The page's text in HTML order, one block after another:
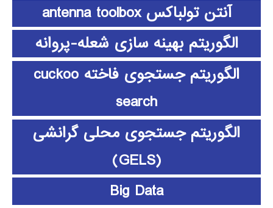
آنتن تولباکس antenna toolbox
الگوریتم بهینه سازی شعله-پروانه
الگوریتم جستجوی فاخته cuckoo
search
الگوریتم جستجوی محلی گرانشی
(GELS)
Big Data